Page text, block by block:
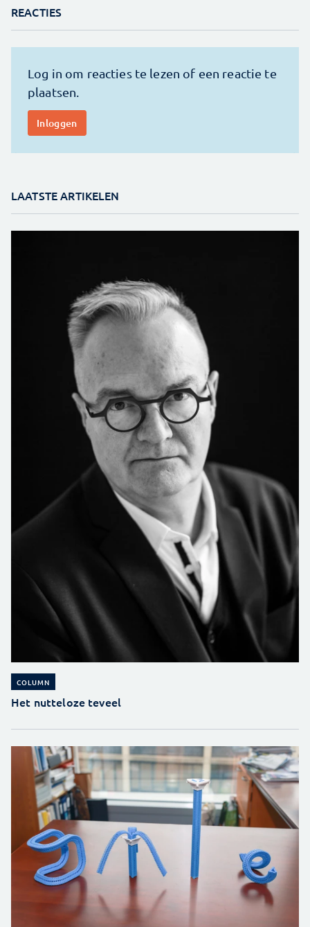
REACTIES
LAATSTE ARTIKELEN
COLUMN
Het nutteloze teveel